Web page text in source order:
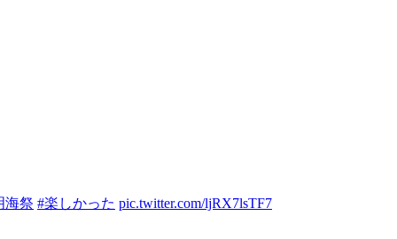
海祭 #楽しかった pic.twitter.com/ljRX7lsTF7